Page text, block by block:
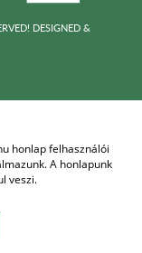
honlap felhasználói
A honlapunk
veszi.
DESIGNED &